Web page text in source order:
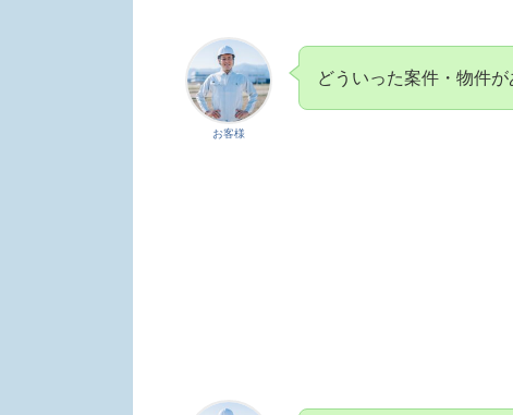
お客様
どういった案件・物件が